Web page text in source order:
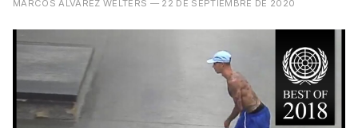
MARCOS ÁLVAREZ WELTERS — 22 DE SEPTIEMBRE DE 2020